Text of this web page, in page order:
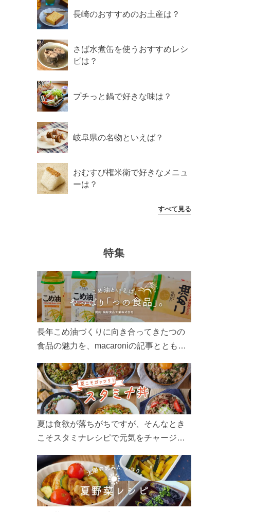
長崎のおすすめのお土産は？
さば水煮缶を使うおすすめレシ
ピは？
プチっと鍋で好きな味は？
岐阜県の名物といえば？
おむすび権米衛で好きなメニュ
ーは？
すべて見る
特集
長年こめ油づくりに向き合ってきたつの
食品の魅力を、macaroniの記事とともに
ん、製造現場や品質へのこだわりまで。
こめ油をもっと好きになるコンテンツを
ぜひお楽しみください。
夏は食欲が落ちがちですが、そんなとき
こそスタミナレシピで元気をチャージ！
リ食べて、夏バテを吹き飛ばしましょ
う！